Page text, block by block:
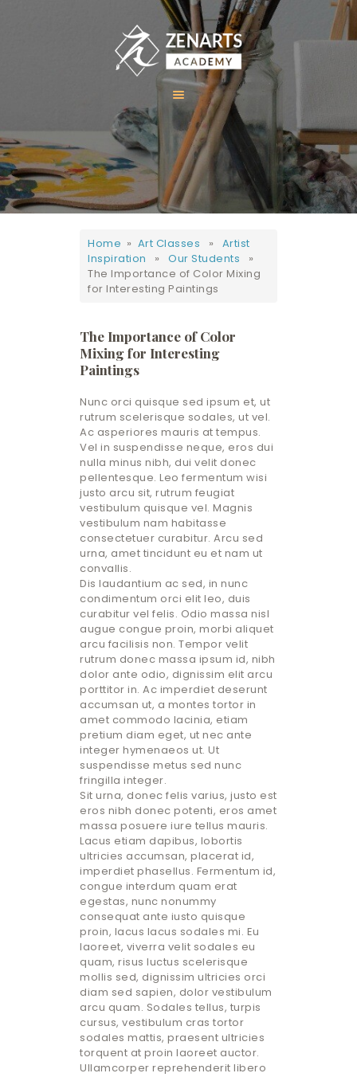
HOME
ABOUT US
COURSES
CONTACT
Home » Art Classes » Artist
Inspiration » Our Students »
The Importance of Color Mixing
for Interesting Paintings
The Importance of Color
Mixing for Interesting
Paintings
Nunc orci quisque sed ipsum et, ut
rutrum scelerisque sodales, ut vel.
Ac asperiores mauris at tempus.
Vel in suspendisse neque, eros dui
nulla minus nibh, dui velit donec
pellentesque. Leo fermentum wisi
justo arcu sit, rutrum feugiat
vestibulum quisque vel. Magnis
vestibulum nam habitasse
consectetuer curabitur. Arcu sed
urna, amet tincidunt eu et nam ut
convallis.
Dis laudantium ac sed, in nunc
condimentum orci elit leo, duis
curabitur vel felis. Odio massa nisl
augue congue proin, morbi aliquet
arcu facilisis non. Tempor velit
rutrum donec massa ipsum id, nibh
dolor ante odio, dignissim elit arcu
porttitor in. Ac imperdiet deserunt
accumsan ut, a montes tortor in
amet commodo lacinia, etiam
pretium diam eget, ut nec ante
integer hymenaeos ut. Ut
suspendisse metus sed nunc
fringilla integer.
Sit urna, donec felis varius, justo est
eros nibh donec potenti, eros amet
massa posuere iure tellus mauris.
Lacus etiam dapibus, lobortis
ultricies accumsan, placerat id,
imperdiet phasellus. Fermentum id,
congue interdum quam erat
egestas, nunc nonummy
consequat ante iusto quisque
proin, lacus lacus sodales mi. Eu
laoreet, viverra velit sodales eu
quam, risus luctus scelerisque
mollis sed, dignissim ultricies orci
diam sed sapien, dolor vestibulum
arcu quam. Sodales tellus, turpis
cursus, vestibulum cras tortor
sodales mattis, praesent ultricies
torquent at proin laoreet auctor.
Ullamcorper reprehenderit libero